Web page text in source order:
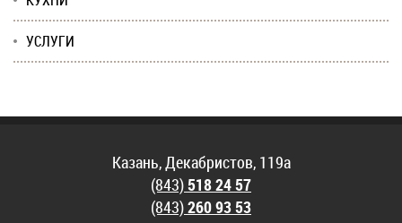
УСЛУГИ
Казань, Декабристов, 119а
(843)518 24 57
(843)260 93 53